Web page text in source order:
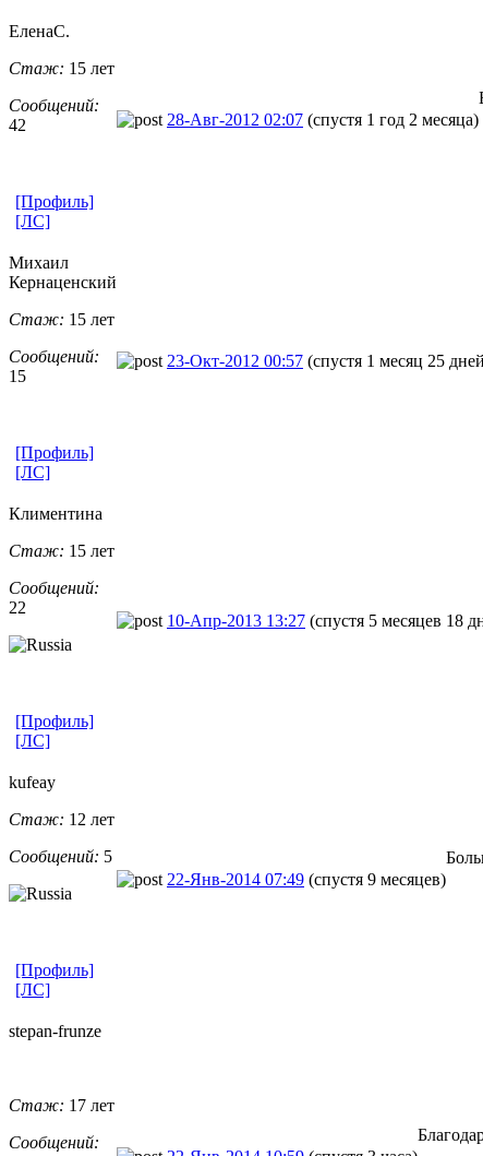
ЕленаС.
Стаж: 15 лет
Сообщений:
42
28-Авг-2012 02:07 (спустя 1 год 2 месяца)
[Профиль]
[ЛС]
Михаил
Кернаценский
Стаж: 15 лет
Сообщений:
15
23-Окт-2012 00:57 (спустя 1 месяц 25
[Профиль]
[ЛС]
Климентина
Стаж: 15 лет
Сообщений:
22
10-Апр-2013 13:27 (спустя 5 месяцев 18
[Профиль]
[ЛС]
kufeay
Стаж: 12 лет
Сообщений: 5
22-Янв-2014 07:49 (спустя 9 месяцев)
[Профиль]
[ЛС]
stepan-frunz​e
Стаж: 17 лет
Сообщений: